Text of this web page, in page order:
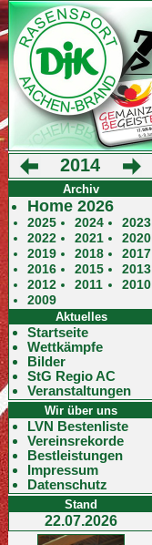
2014
Archiv
Home 2026
2025 2024
2023
2022
2021
2020
2019
2018
2017
2016
2015
2013
2012
2011
2010
2009
Aktuelles
Startseite
Wettkämpfe
Bilder
StG Regio AC
Veranstaltungen
Wir über uns
LVN Bestenliste
Vereinsrekorde
Bestleistungen
Impressum
Datenschutz
Stand
22.07.2026